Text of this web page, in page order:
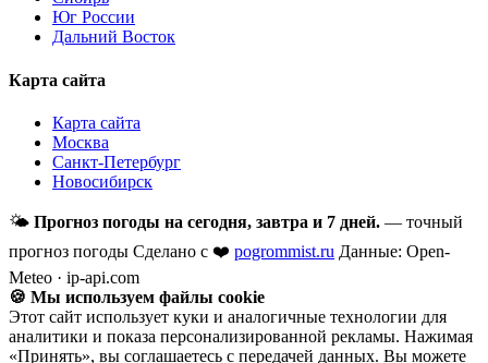
Юг России
Дальний Восток
Карта сайта
Карта сайта
Москва
Санкт-Петербург
Новосибирск
🌤 Прогноз погоды на сегодня, завтра и 7 дней. — точный
прогноз погоды Сделано с ❤️ pogrommist.ru Данные: Open-
Meteo · ip-api.com
🍪 Мы используем файлы cookie
Этот сайт использует куки и аналогичные технологии для
аналитики и показа персонализированной рекламы. Нажимая
«Принять», вы соглашаетесь с передачей данных. Вы можете